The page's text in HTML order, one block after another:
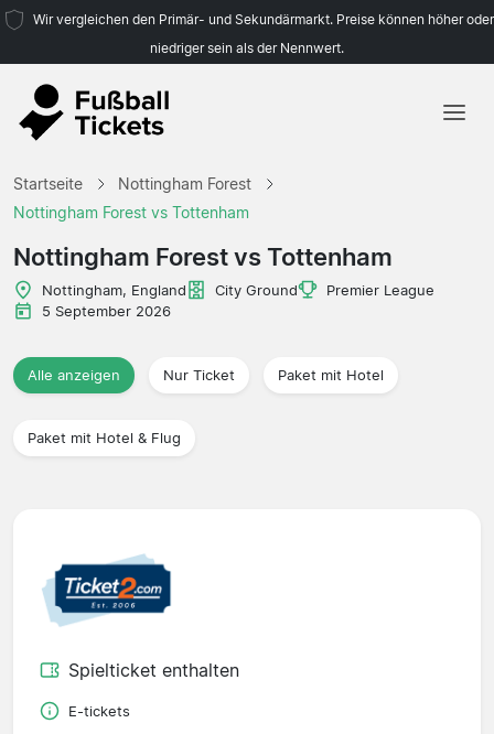
Wir vergleichen den Primär- und Sekundärmarkt. Preise können höher oder
niedriger sein als der Nennwert.
Mannschaften
Reisebüros
Startseite
Nottingham Forest
Nottingham Forest vs Tottenham
Nottingham Forest vs Tottenham
Nottingham, England City Ground
Premier League
5 September 2026
Alle anzeigen Nur Ticket Paket mit Hotel
Paket mit Hotel & Flug
Spielticket enthalten
E-tickets